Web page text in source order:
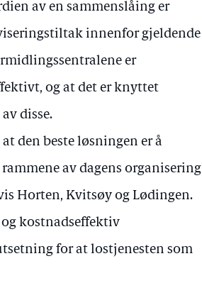
av en sammenslåing er
innenfor gjeldende
er
og at det er knyttet
disse.
den beste løsningen er å
av dagens organisering
Horten, Kvitsøy og Lødingen.
kostnadseffektiv
for at lostjenesten som